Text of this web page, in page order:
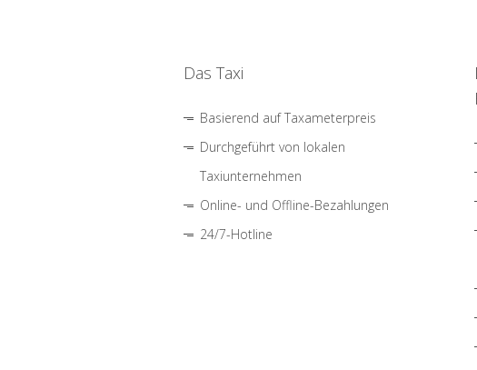
Das Taxi
Basierend auf Taxameterpreis
Durchgeführt von lokalen
Taxiunternehmen
Online- und Offline-Bezahlungen
24/7-Hotline